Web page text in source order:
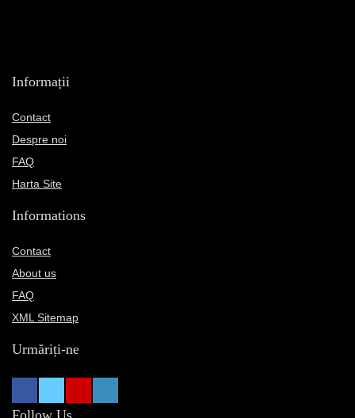
Informații
Contact
Despre noi
FAQ
Harta Site
Informations
Contact
About us
FAQ
XML Sitemap
Urmăriți-ne
Follow Us